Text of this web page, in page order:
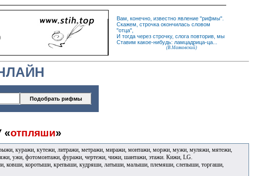
Вам, конечно, известно явление "рифмы".
Скажем, строчка окончилась словом
"отца",
И тогда через строчку, слога повторив, мы
Ставим какое-нибудь: ламцадрица-ца...
(В.Маяковский)
«отпляши»
куражи, кутежи, литражи, метражи, миражи, монтажи, моржи, мужи, муляжи, мятежи,
ужи, фотомонтажи, фуражи, чертежи, чижи, шантажи, этажи. Кижи, LG.
коротыши, крепыши, кудряши, латыши, малыши, племяши, слепыши, торгаши,